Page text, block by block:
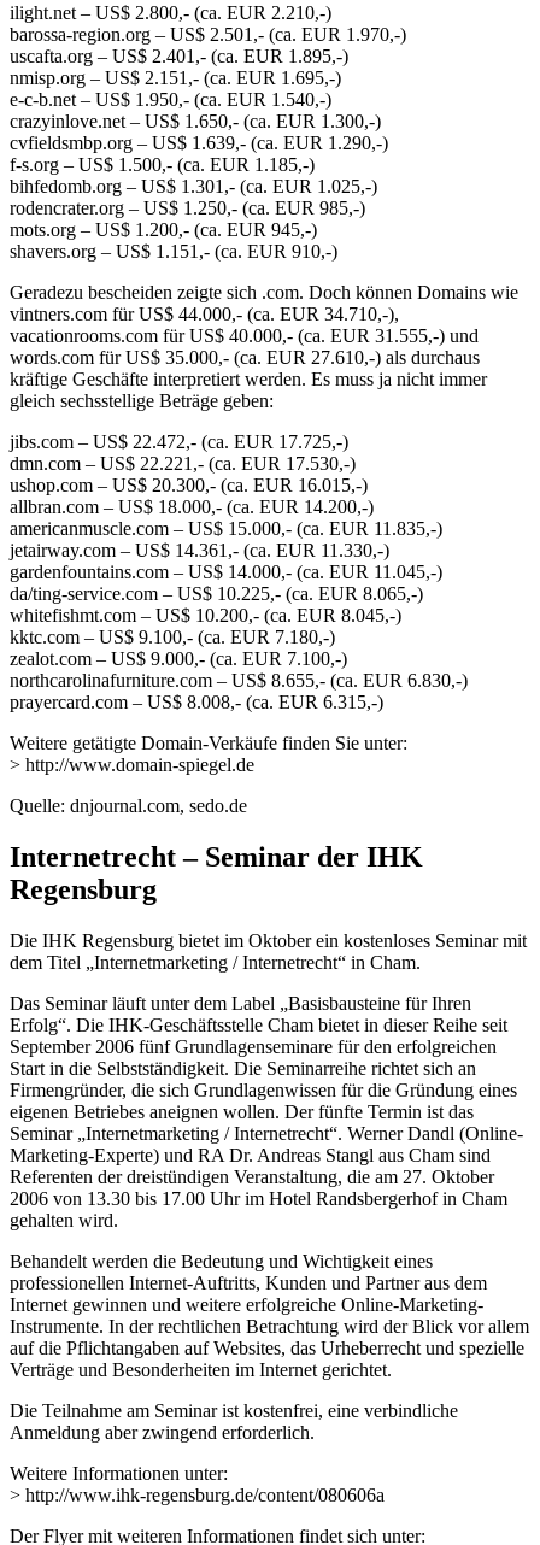
ilight.net – US$ 2.800,- (ca. EUR 2.210,-)
barossa-region.org – US$ 2.501,- (ca. EUR 1.970,-)
uscafta.org – US$ 2.401,- (ca. EUR 1.895,-)
nmisp.org – US$ 2.151,- (ca. EUR 1.695,-)
e-c-b.net – US$ 1.950,- (ca. EUR 1.540,-)
crazyinlove.net – US$ 1.650,- (ca. EUR 1.300,-)
cvfieldsmbp.org – US$ 1.639,- (ca. EUR 1.290,-)
f-s.org – US$ 1.500,- (ca. EUR 1.185,-)
bihfedomb.org – US$ 1.301,- (ca. EUR 1.025,-)
rodencrater.org – US$ 1.250,- (ca. EUR 985,-)
mots.org – US$ 1.200,- (ca. EUR 945,-)
shavers.org – US$ 1.151,- (ca. EUR 910,-)
Geradezu bescheiden zeigte sich .com. Doch können Domains wie
vintners.com für US$ 44.000,- (ca. EUR 34.710,-),
vacationrooms.com für US$ 40.000,- (ca. EUR 31.555,-) und
words.com für US$ 35.000,- (ca. EUR 27.610,-) als durchaus
kräftige Geschäfte interpretiert werden. Es muss ja nicht immer
gleich sechsstellige Beträge geben:
jibs.com – US$ 22.472,- (ca. EUR 17.725,-)
dmn.com – US$ 22.221,- (ca. EUR 17.530,-)
ushop.com – US$ 20.300,- (ca. EUR 16.015,-)
allbran.com – US$ 18.000,- (ca. EUR 14.200,-)
americanmuscle.com – US$ 15.000,- (ca. EUR 11.835,-)
jetairway.com – US$ 14.361,- (ca. EUR 11.330,-)
gardenfountains.com – US$ 14.000,- (ca. EUR 11.045,-)
da/ting-service.com – US$ 10.225,- (ca. EUR 8.065,-)
whitefishmt.com – US$ 10.200,- (ca. EUR 8.045,-)
kktc.com – US$ 9.100,- (ca. EUR 7.180,-)
zealot.com – US$ 9.000,- (ca. EUR 7.100,-)
northcarolinafurniture.com – US$ 8.655,- (ca. EUR 6.830,-)
prayercard.com – US$ 8.008,- (ca. EUR 6.315,-)
Weitere getätigte Domain-Verkäufe finden Sie unter:
> http://www.domain-spiegel.de
Quelle: dnjournal.com, sedo.de
Internetrecht – Seminar der IHK
Regensburg
Die IHK Regensburg bietet im Oktober ein kostenloses Seminar mit
dem Titel „Internetmarketing / Internetrecht“ in Cham.
Das Seminar läuft unter dem Label „Basisbausteine für Ihren
Erfolg“. Die IHK-Geschäftsstelle Cham bietet in dieser Reihe seit
September 2006 fünf Grundlagenseminare für den erfolgreichen
Start in die Selbstständigkeit. Die Seminarreihe richtet sich an
Firmengründer, die sich Grundlagenwissen für die Gründung eines
eigenen Betriebes aneignen wollen. Der fünfte Termin ist das
Seminar „Internetmarketing / Internetrecht“. Werner Dandl (Online-
Marketing-Experte) und RA Dr. Andreas Stangl aus Cham sind
Referenten der dreistündigen Veranstaltung, die am 27. Oktober
2006 von 13.30 bis 17.00 Uhr im Hotel Randsbergerhof in Cham
gehalten wird.
Behandelt werden die Bedeutung und Wichtigkeit eines
professionellen Internet-Auftritts, Kunden und Partner aus dem
Internet gewinnen und weitere erfolgreiche Online-Marketing-
Instrumente. In der rechtlichen Betrachtung wird der Blick vor allem
auf die Pflichtangaben auf Websites, das Urheberrecht und spezielle
Verträge und Besonderheiten im Internet gerichtet.
Die Teilnahme am Seminar ist kostenfrei, eine verbindliche
Anmeldung aber zwingend erforderlich.
Weitere Informationen unter:
> http://www.ihk-regensburg.de/content/080606a
Der Flyer mit weiteren Informationen findet sich unter: